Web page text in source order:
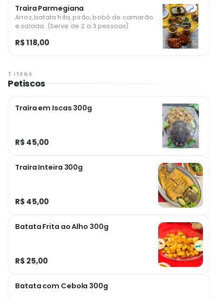
Traíra Parmegiana
Arroz, batata frita, pirão, bobó de camarão
e salada. (Serve de 2 a 3 pessoas)
R$ 118,00
7 ITENS
Petiscos
Traíra em Iscas 300g
R$ 45,00
Traíra Inteira 300g
R$ 45,00
Batata Frita ao Alho 300g
R$ 25,00
Batata com Cebola 300g